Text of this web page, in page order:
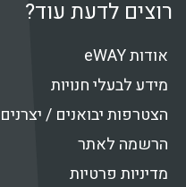
לדעת עוד?
חנויות
יבואנים / יצרנים
לאתר
פרטיות